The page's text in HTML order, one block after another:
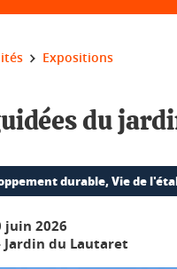
Expositions
du
durable, Vie de
juin 2026
du Lautaret